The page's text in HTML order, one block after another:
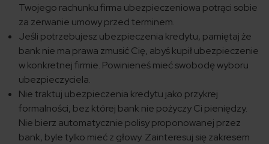
Twojego rachunku firma ubezpieczeniowa potrąci sobie
za zerwanie umowy przed terminem.
Jeśli potrzebujesz ubezpieczenia kredytu, pamiętaj że
bank nie ma prawa zmusić Cię, abyś kupił ubezpieczenie
w konkretnej firmie. Powinieneś mieć swobodę wyboru
ubezpieczyciela.
Nie traktuj ubezpieczenia kredytu jako przykrej
formalności, bez której bank nie pożyczy Ci pieniędzy.
Nie bierz automatycznie polisy proponowanej przez
bank, byle tylko mieć z głowy. Zainteresuj się zakresem